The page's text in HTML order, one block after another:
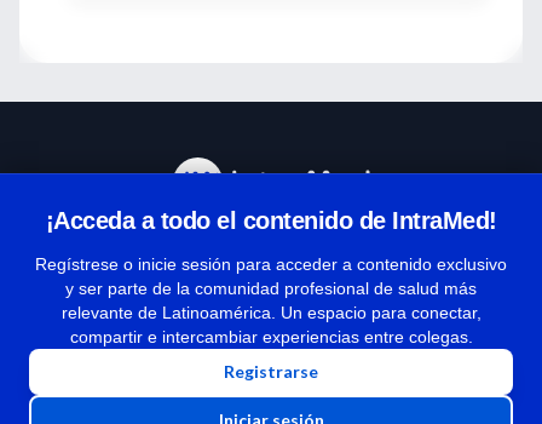
¡Acceda a todo el contenido de IntraMed!
Regístrese o inicie sesión para acceder a contenido exclusivo
y ser parte de la comunidad profesional de salud más
relevante de Latinoamérica. Un espacio para conectar,
compartir e intercambiar experiencias entre colegas.
Registrarse
Iniciar sesión
Términos y condiciones
| Políticas de privacidad
| Todos los derechos reservados | Copyright 1997-2026